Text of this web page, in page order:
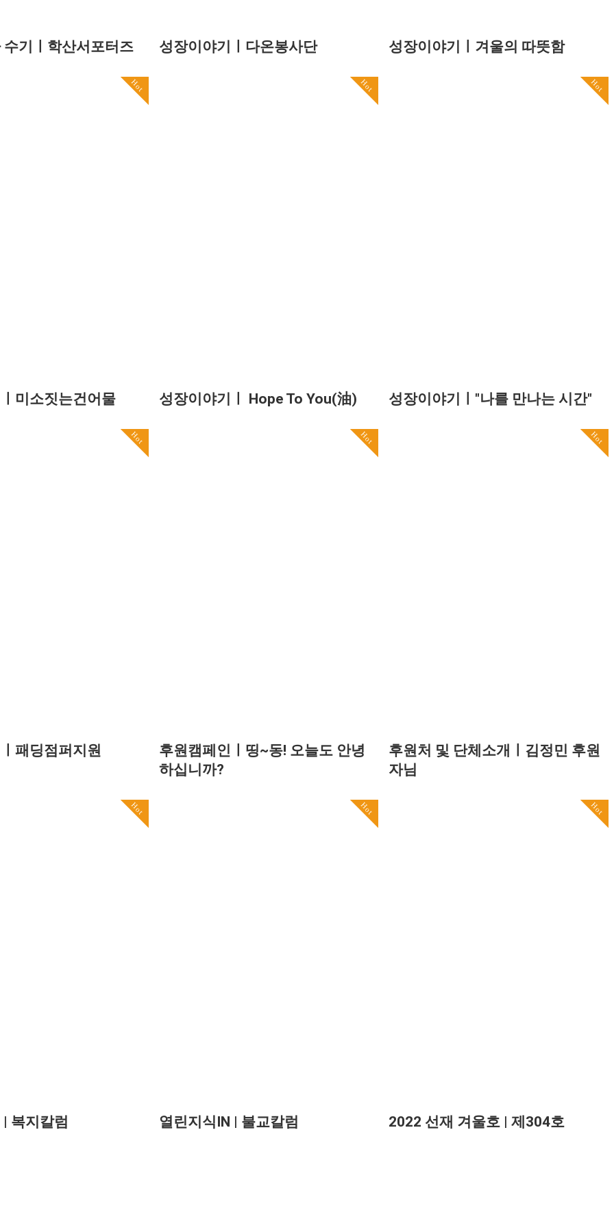
수기ㅣ학산서포터즈 성장이야기ㅣ다온봉사단 성장이야기ㅣ겨울의 따뜻함
Hot
미소짓는건어물
Hot
성장이야기ㅣ Hope To You(油)
Hot
성장이야기ㅣ"나를 만나는 시간"
Hot
패딩점퍼지원
Hot
후원캠페인ㅣ띵~동! 오늘도 안녕
하십니까?
Hot
후원처 및 단체소개ㅣ김정민 후원
자님
Hot
복지칼럼
Hot
열린지식IN | 불교칼럼
Hot
2022 선재 겨울호 | 제304호